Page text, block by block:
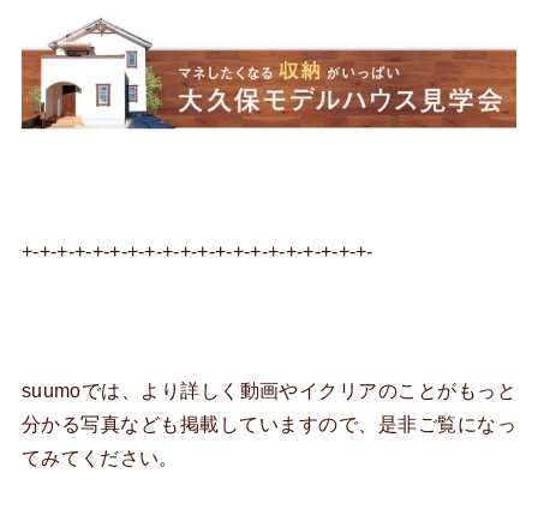
+-+-+-+-+-+-+-+-+-+-+-+-+-+-+-+-+-+-+-+-
suumoでは、より詳しく動画やイクリアのことがもっと
分かる写真なども掲載していますので、是非ご覧になっ
てみてください。